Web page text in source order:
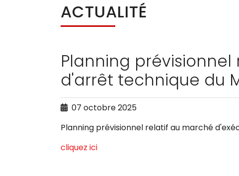
ACTUALITÉ
Planning
d'arrêt technique du
07 octobre 2025
Planning prévisionnel relatif au marché
cliquez ici